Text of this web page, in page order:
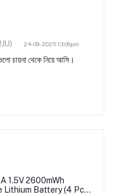
24-09-2025 13:06pm
চায়না থেকে নিয়ে আসি।
1.5V 2600mWh
Lithium Battery (4 Pcs